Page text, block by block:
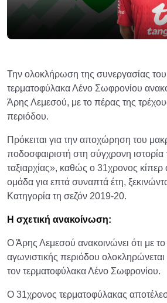
Την ολοκλήρωση της συνεργασίας του
τερματοφύλακα Λένο Σωφρονίου
Άρης Λεμεσού, με το πέρας της
περιόδου.
Πρόκειται για την αποχώρηση του
ποδοσφαιριστή στη σύγχρονη ιστορία
ταξιαρχίας», καθώς ο 31χρονος κίπερ
ομάδα για επτά συναπτά έτη,
Κατηγορία τη σεζόν 2019-20.
Η σχετική ανακοίνωση:
Ο Άρης Λεμεσού ανακοινώνει ότι με
αγωνιστικής περιόδου
τον τερματοφύλακα Λένο Σωφρονίου.
Ο 31χρονος τερματοφύλακας